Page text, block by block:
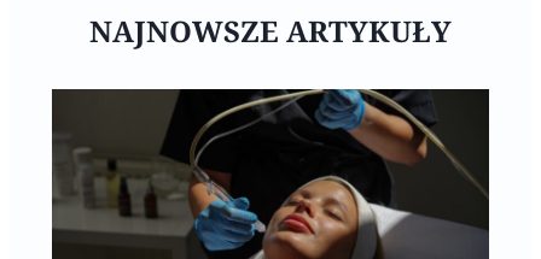
NAJNOWSZE ARTYKUŁY